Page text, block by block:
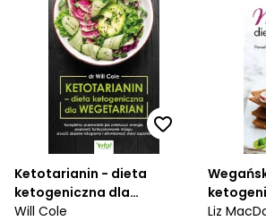
Ketotarianin - dieta
ketogeniczna dla
wegetarian
Will Cole
Liz